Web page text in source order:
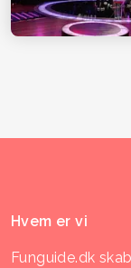
Hvem er vi
Funguide.dk